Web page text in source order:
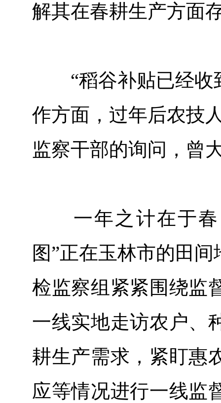
解其在春耕生产方面
“稻谷补贴已经收
作方面，过年后农技
监察干部的询问，曾
一年之计在于春
图”正在玉林市的田
检监察组紧紧围绕监
一线实地走访农户、
耕生产需求，紧盯惠
应等情况进行一线监